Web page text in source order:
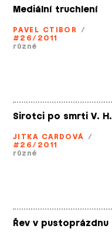
Mediální truchlení
PAVEL CTIBOR /
#26/2011
různé
Sirotci po smrti V. H.
JITKA CARDOVÁ /
#26/2011
různé
Řev v pustoprázdnu